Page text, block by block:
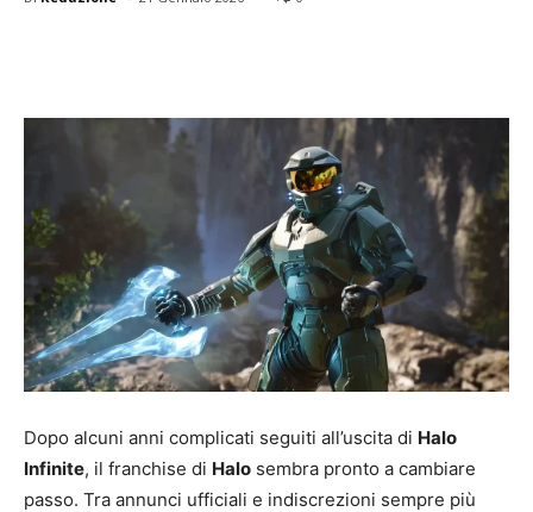
Dopo alcuni anni complicati seguiti all’uscita di Halo
Infinite, il franchise di Halo sembra pronto a cambiare
passo. Tra annunci ufficiali e indiscrezioni sempre più